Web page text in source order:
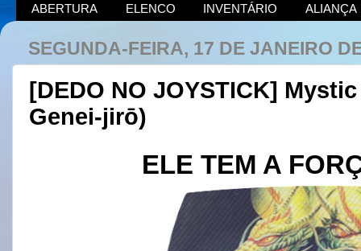
ABERTURA ELENCO INVENTÁRIO ALIANÇA
SEGUNDA-FEIRA, 17 DE JANEIRO
[DEDO NO JOYSTICK]
Genei-jirō)
ELE TEM A